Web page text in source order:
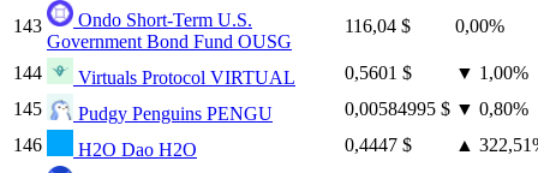
143
Ondo Short-Term U.S.
Government Bond Fund OUSG
116,04 $ 0,00%
144 Virtuals Protocol VIRTUAL 0,5601 $ ▼ 1,00%
145
Pudgy Penguins PENGU 0,00584995 $ ▼ 0,80%
146
H2O Dao H2O 0,4447 $ ▲